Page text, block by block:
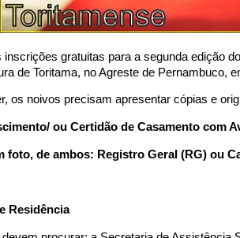
gratuitas para a segunda edição
de Toritama, no Agreste de Pernambuco,
os noivos precisam apresentar cópias e
ou Certidão de Casamento com
foto, de ambos: Registro Geral (RG) ou
Residência